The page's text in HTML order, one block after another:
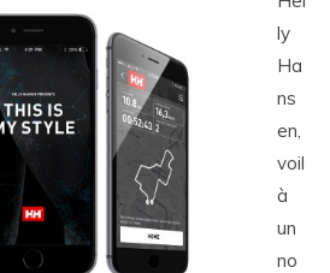
ly
Ha
ns
en,
voil
à
un
no